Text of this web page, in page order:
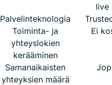
live
Palvelinteknologia
Toiminta- ja
yhteyslokien
kerääminen
Ei
Samanaikaisten
yhteyksien määrä